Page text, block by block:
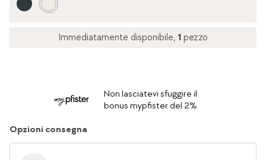
Immediatamente disponibile,1 pezzo
Non lasciatevi sfuggire il
bonus mypfister del 2%
Opzioni consegna